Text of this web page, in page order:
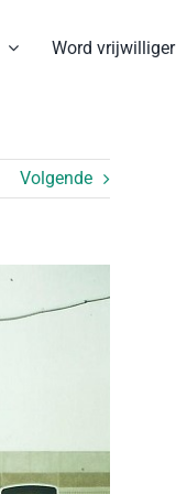
Word vrijwilliger
Volgende